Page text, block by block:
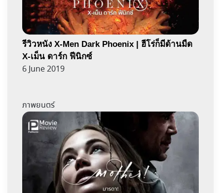
รีวิวหนัง X-Men Dark Phoenix | ฮีโร่ก็มีด้านมืด
X-เม็น ดาร์ก ฟีนิกซ์
6 June 2019
ภาพยนตร์